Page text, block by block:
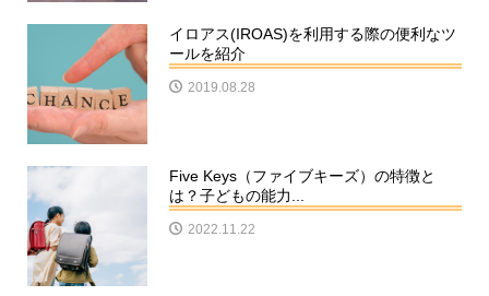
イロアス(IROAS)を利用する際の便利なツ
ールを紹介
2019.08.28
Five Keys（ファイブキーズ）の特徴と
は？子どもの能力...
2022.11.22